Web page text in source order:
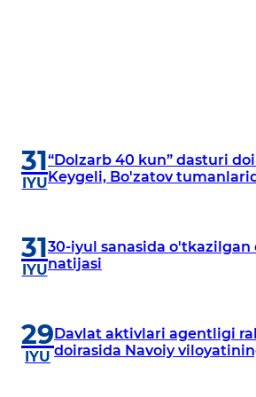
31
IYU
“Dolzarb 40 kun” dasturi
Keygeli, Bo'zatov
31
IYU
30-iyul sanasida o'tkazilgan
natijasi
29
IYU
Davlat aktivlari agentligi
doirasida Navoiy